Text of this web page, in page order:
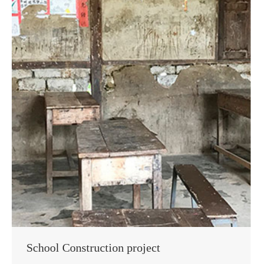
School Construction project